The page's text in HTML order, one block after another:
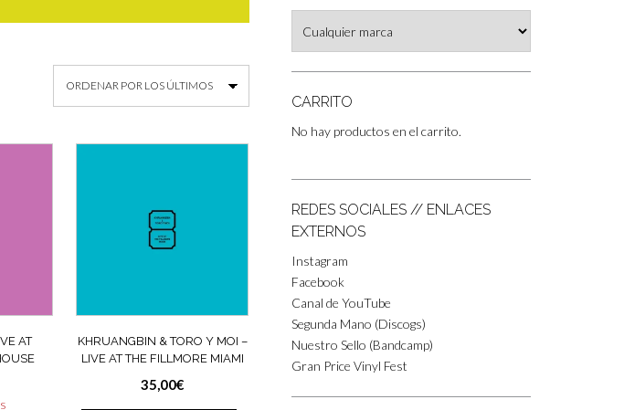
AT
KHRUANGBIN & TORO Y MOI –
LIVE AT THE FILLMORE MIAMI
35,00€
CARRITO
No hay productos en el carrito.
REDES SOCIALES // ENLACES
EXTERNOS
Instagram
Facebook
Canal de YouTube
Segunda Mano (Discogs)
Nuestro Sello (Bandcamp)
Gran Price Vinyl Fest